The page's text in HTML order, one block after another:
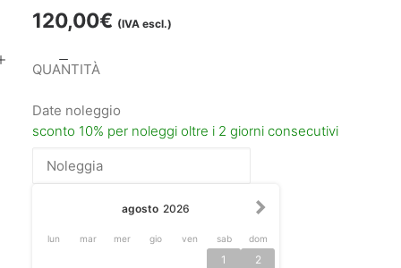
120,00€ (IVA escl.)
Hasselblad
1,5
Tilt
Shift
Adapter
Date noleggio
agosto 2026
lun mar mer gio ven sab dom
1
2